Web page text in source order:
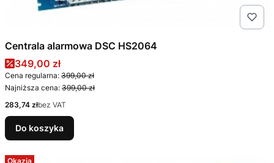
Centrala alarmowa DSC HS2064
Cena promocyjna
349,00 zł
Cena regularna: 399,00 zł
Najniższa cena: 399,00 zł
Cena
283,74 złbez VAT
Do koszyka
Okazja